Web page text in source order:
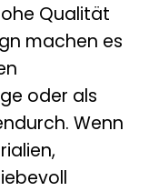
Qualität
machen es
oder als
Wenn